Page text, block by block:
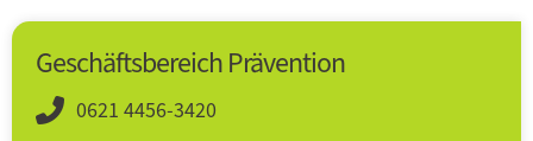
Geschäftsbereich Prävention
0621 4456-3420